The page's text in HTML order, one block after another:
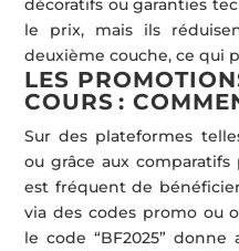
décoratifs ou garanties
le prix, mais ils
deuxième couche, ce qui
LES
COURS :
Sur des plateformes
ou grâce aux comparatifs
est fréquent de
via des codes promo ou
le code “BF2025”